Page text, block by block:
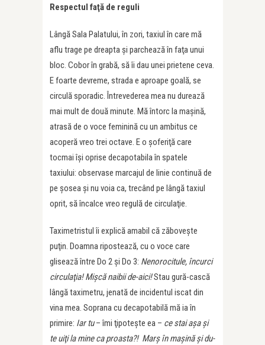
Respectul faţă de reguli
Lângă Sala Palatului, în zori, taxiul în care mă
aflu trage pe dreapta şi parchează în faţa unui
bloc. Cobor în grabă, să îi dau unei prietene ceva.
E foarte devreme, strada e aproape goală, se
circulă sporadic. Întrevederea mea nu durează
mai mult de două minute. Mă întorc la maşină,
atrasă de o voce feminină cu un ambitus ce
acoperă vreo trei octave. E o şoferiţă care
tocmai îşi oprise decapotabila în spatele
taxiului: observase marcajul de linie continuă de
pe şosea şi nu voia ca, trecând pe lângă taxiul
oprit, să încalce vreo regulă de circulaţie.
Taximetristul îi explică amabil că zăboveşte
puţin. Doamna ripostează, cu o voce care
glisează între Do 2 şi Do 3: Nenorocitule, încurci
circulaţia! Mişcă naibii de-aici!Stau gură-cască
lângă taximetru, jenată de incidentul iscat din
vina mea. Soprana cu decapotabilă mă ia în
primire: Iar tu– îmi ţipoteşte ea – ce stai aşa şi
te uiţi la mine ca proasta?! Marş în maşină şi du-